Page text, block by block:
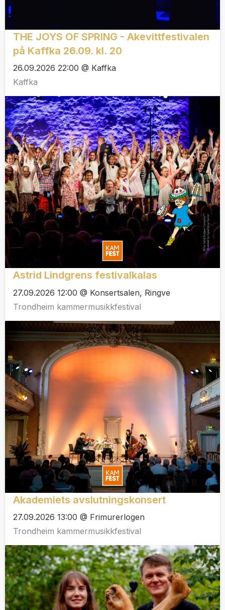
THE JOYS OF SPRING - Akevittfestivalen
på Kaffka 26.09. kl. 20
26.09.2026 22:00 @ Kaffka
Kaffka
Astrid Lindgrens festivalkalas
27.09.2026 12:00 @ Konsertsalen, Ringve
Trondheim kammermusikkfestival
Akademiets avslutningskonsert
27.09.2026 13:00 @ Frimurerlogen
Trondheim kammermusikkfestival